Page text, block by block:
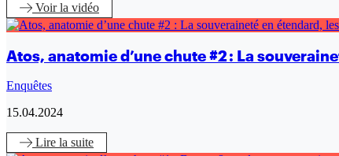
Voirla vidéo
Atos, anatomie d’une chute #2 : La
Enquêtes
15.04.2024
Lire la suite